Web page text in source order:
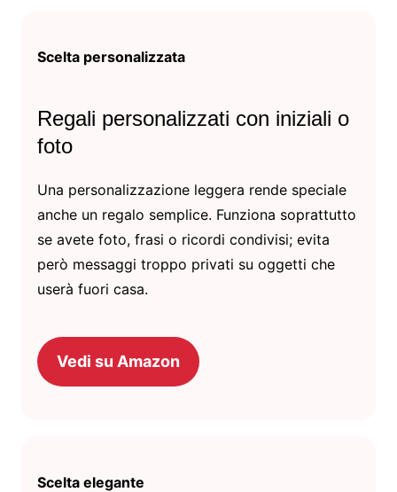
Scelta personalizzata
Regali personalizzati con iniziali o
foto
Una personalizzazione leggera rende speciale
anche un regalo semplice. Funziona soprattutto
se avete foto, frasi o ricordi condivisi; evita
però messaggi troppo privati su oggetti che
userà fuori casa.
Vedi su Amazon
Scelta elegante